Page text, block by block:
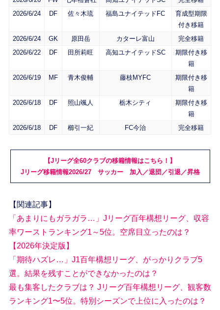
2026/6/24
DF 佐々木琉 福島ユナイテッドFC
育成型期限
付き移籍
2026/6/24
GK 原田岳 カターレ富山
完全移籍
2026/6/22
DF 田所莉旺 高知ユナイテッドSC
期限付き移
籍
2026/6/19
MF 青木俊輔 藤枝MYFC
期限付き移
籍
2026/6/18
DF 照山颯人 栃木シティ
期限付き移
籍
2026/6/18
DF 櫛引一紀 FC今治 完全移籍
【Jリーグ全60クラブの移籍情報はこちら！】
Jリーグ移籍情報2026/27 サッカー 加入／退団／引退／昇格
【関連記事】
「あまりにもガラガラ…」Jリーグ百年構想リーグ、収容
率ワーストランキング1～5位。空席目立ったのは？
【2026年決定版】
「期待ハズレ…」J1百年構想リーグ、がっかりクラブ5
選。結果を残すことができなかったのは？
最も集客したクラブは？ Jリーグ百年構想リーグ、観客数
ランキング1〜5位。特別シーズンで上位に入ったのは？